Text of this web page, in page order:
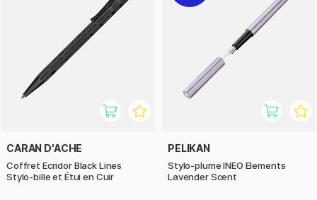
CARAN D'ACHE
Coffret Ecridor Black Lines
Stylo-bille et Étui en Cuir
PELIKAN
Stylo-plume INEO Elements
Lavender Scent